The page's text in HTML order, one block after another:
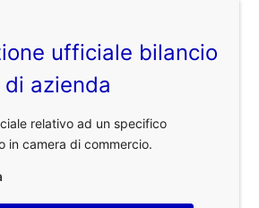
ufficiale bilancio
di azienda
relativo ad un specifico
in camera di commercio.